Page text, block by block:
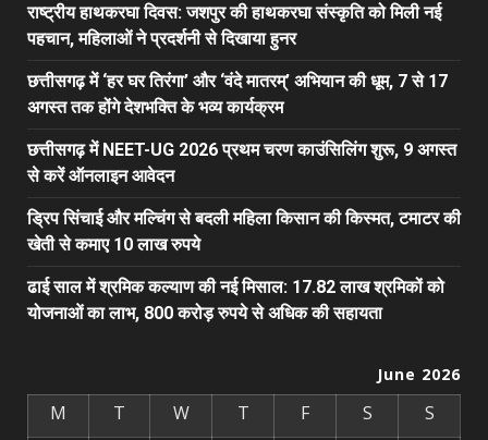
राष्ट्रीय हाथकरघा दिवस: जशपुर की हाथकरघा संस्कृति को मिली नई
पहचान, महिलाओं ने प्रदर्शनी से दिखाया हुनर
छत्तीसगढ़ में ‘हर घर तिरंगा’ और ‘वंदे मातरम्’ अभियान की धूम, 7 से 17
अगस्त तक होंगे देशभक्ति के भव्य कार्यक्रम
छत्तीसगढ़ में NEET-UG 2026 प्रथम चरण काउंसिलिंग शुरू, 9 अगस्त
से करें ऑनलाइन आवेदन
ड्रिप सिंचाई और मल्चिंग से बदली महिला किसान की किस्मत, टमाटर की
खेती से कमाए 10 लाख रुपये
ढाई साल में श्रमिक कल्याण की नई मिसाल: 17.82 लाख श्रमिकों को
योजनाओं का लाभ, 800 करोड़ रुपये से अधिक की सहायता
June 2026
M T W T F S
S